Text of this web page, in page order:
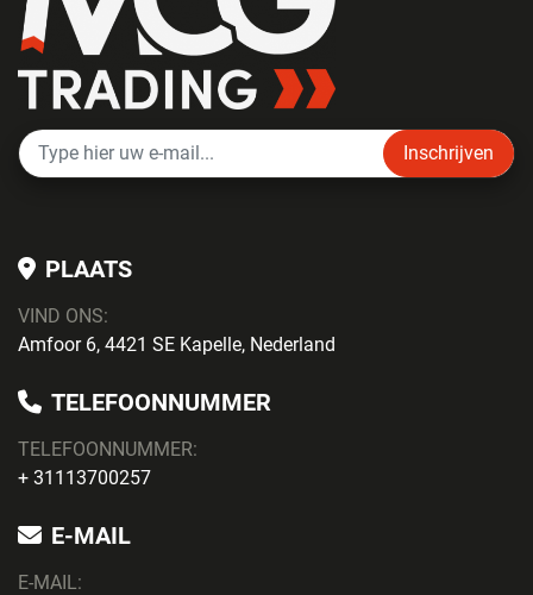
Inschrijven
PLAATS
VIND ONS:
Amfoor 6, 4421 SE Kapelle, Nederland
TELEFOONNUMMER
TELEFOONNUMMER:
+ 31113700257
E-MAIL
E-MAIL: